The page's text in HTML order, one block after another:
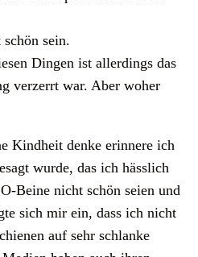
sein.
Dingen ist allerdings das
verzerrt war. Aber woher
Kindheit denke erinnere ich
wurde, das ich hässlich
Beine nicht schön seien und
sich mir ein, dass ich nicht
auf sehr schlanke